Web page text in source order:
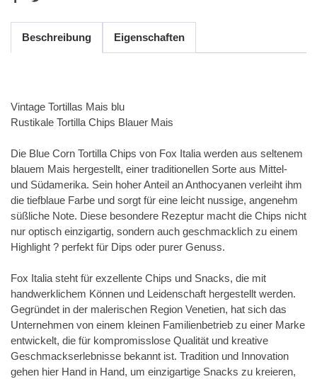
Beschreibung Eigenschaften
Vintage Tortillas Mais blu
Rustikale Tortilla Chips Blauer Mais
Die Blue Corn Tortilla Chips von Fox Italia werden aus seltenem
blauem Mais hergestellt, einer traditionellen Sorte aus Mittel-
und Südamerika. Sein hoher Anteil an Anthocyanen verleiht ihm
die tiefblaue Farbe und sorgt für eine leicht nussige, angenehm
süßliche Note. Diese besondere Rezeptur macht die Chips nicht
nur optisch einzigartig, sondern auch geschmacklich zu einem
Highlight ? perfekt für Dips oder purer Genuss.
Fox Italia steht für exzellente Chips und Snacks, die mit
handwerklichem Können und Leidenschaft hergestellt werden.
Gegründet in der malerischen Region Venetien, hat sich das
Unternehmen von einem kleinen Familienbetrieb zu einer Marke
entwickelt, die für kompromisslose Qualität und kreative
Geschmackserlebnisse bekannt ist. Tradition und Innovation
gehen hier Hand in Hand, um einzigartige Snacks zu kreieren,